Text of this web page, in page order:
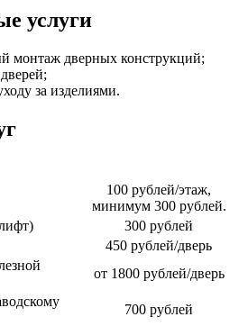
услуги
монтаж дверных конструкций;
за изделиями.
100 рублей/этаж,
минимум 300 рублей.
300 рублей
450 рублей/дверь
от 1800 рублей/дверь
700 рублей